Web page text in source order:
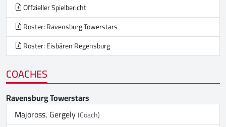
Offzieller Spielbericht
Roster: Ravensburg Towerstars
Roster: Eisbären Regensburg
COACHES
Ravensburg Towerstars
Majoross, Gergely(Coach)